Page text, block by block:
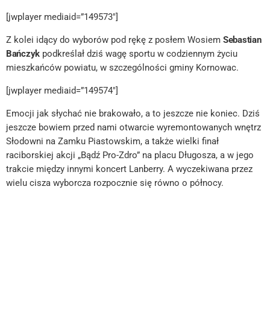
[jwplayer mediaid=”149573″]
Z kolei idący do wyborów pod rękę z posłem Wosiem Sebastian
Bańczykpodkreślał dziś wagę sportu w codziennym życiu
mieszkańców powiatu, w szczególności gminy Kornowac.
[jwplayer mediaid=”149574″]
Emocji jak słychać nie brakowało, a to jeszcze nie koniec. Dziś
jeszcze bowiem przed nami otwarcie wyremontowanych wnętrz
Słodowni na Zamku Piastowskim, a także wielki finał
raciborskiej akcji „Bądź Pro-Zdro” na placu Długosza, a w jego
trakcie między innymi koncert Lanberry. A wyczekiwana przez
wielu cisza wyborcza rozpocznie się równo o północy.